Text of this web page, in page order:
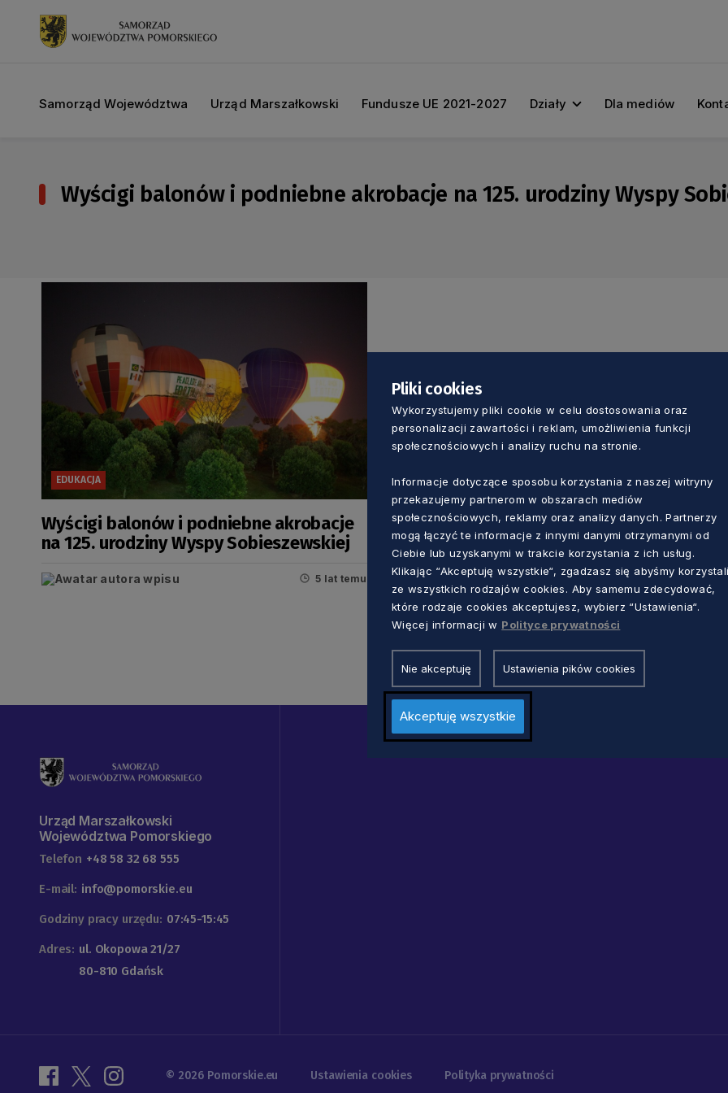
Samorząd Województwa Urząd Marszałkowski Fundusze UE 2021-2027 Działy Dla mediów
Wyścigi balonów i podniebne akrobacje na 125. urodziny Wyspy
EDUKACJA
Wyścigi balonów i podniebne akrobacje
na 125. urodziny Wyspy Sobieszewskiej
5 lat temu
Urząd Marszałkowski
Województwa Pomorskiego
Telefon +48 58 32 68 555
E-mail: info@pomorskie.eu
Godziny pracy urzędu: 07:45-15:45
Adres: ul. Okopowa 21/27
80-810 Gdańsk
© 2026 Pomorskie.eu Ustawienia cookies Polityka prywatności
Pliki cookies
Wykorzystujemy pliki cookie w celu dostosowania oraz
personalizacji zawartości i reklam, umożliwienia funkcji
społecznościowych i analizy ruchu na stronie.
Informacje dotyczące sposobu korzystania z naszej witryny
przekazujemy partnerom w obszarach mediów
społecznościowych, reklamy oraz analizy danych. Partnerzy
mogą łączyć te informacje z innymi danymi otrzymanymi od
Ciebie lub uzyskanymi w trakcie korzystania z ich usług.
Klikając “Akceptuję wszystkie“, zgadzasz się abyśmy
ze wszystkich rodzajów cookies. Aby samemu zdecydować,
które rodzaje cookies akceptujesz, wybierz “Ustawienia“.
Więcej informacji w Polityce prywatności
Nie akceptuję Ustawienia pików cookies
Akceptuję wszystkie